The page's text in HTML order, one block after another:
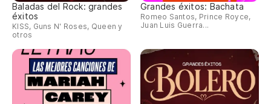
Baladas del Rock: grandes
éxitos
KISS, Guns N' Roses, Queen y
otros
Grandes éxitos: Bachata
Romeo Santos, Prince Royce,
Juan Luis Guerra...